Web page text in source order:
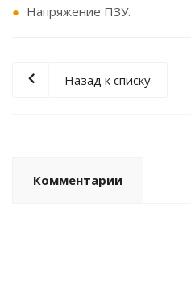
Напряжение ПЗУ.
Назад к списку
Комментарии